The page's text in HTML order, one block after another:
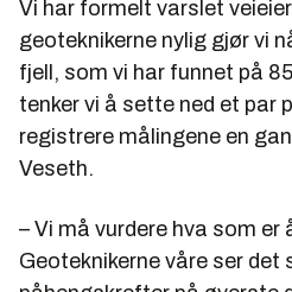
Vi har formelt varslet
geoteknikerne nylig gjør vi
fjell, som vi har funnet på
tenker vi å sette ned et par
registrere målingene en
Veseth.
– Vi må vurdere hva som er
Geoteknikerne våre ser det